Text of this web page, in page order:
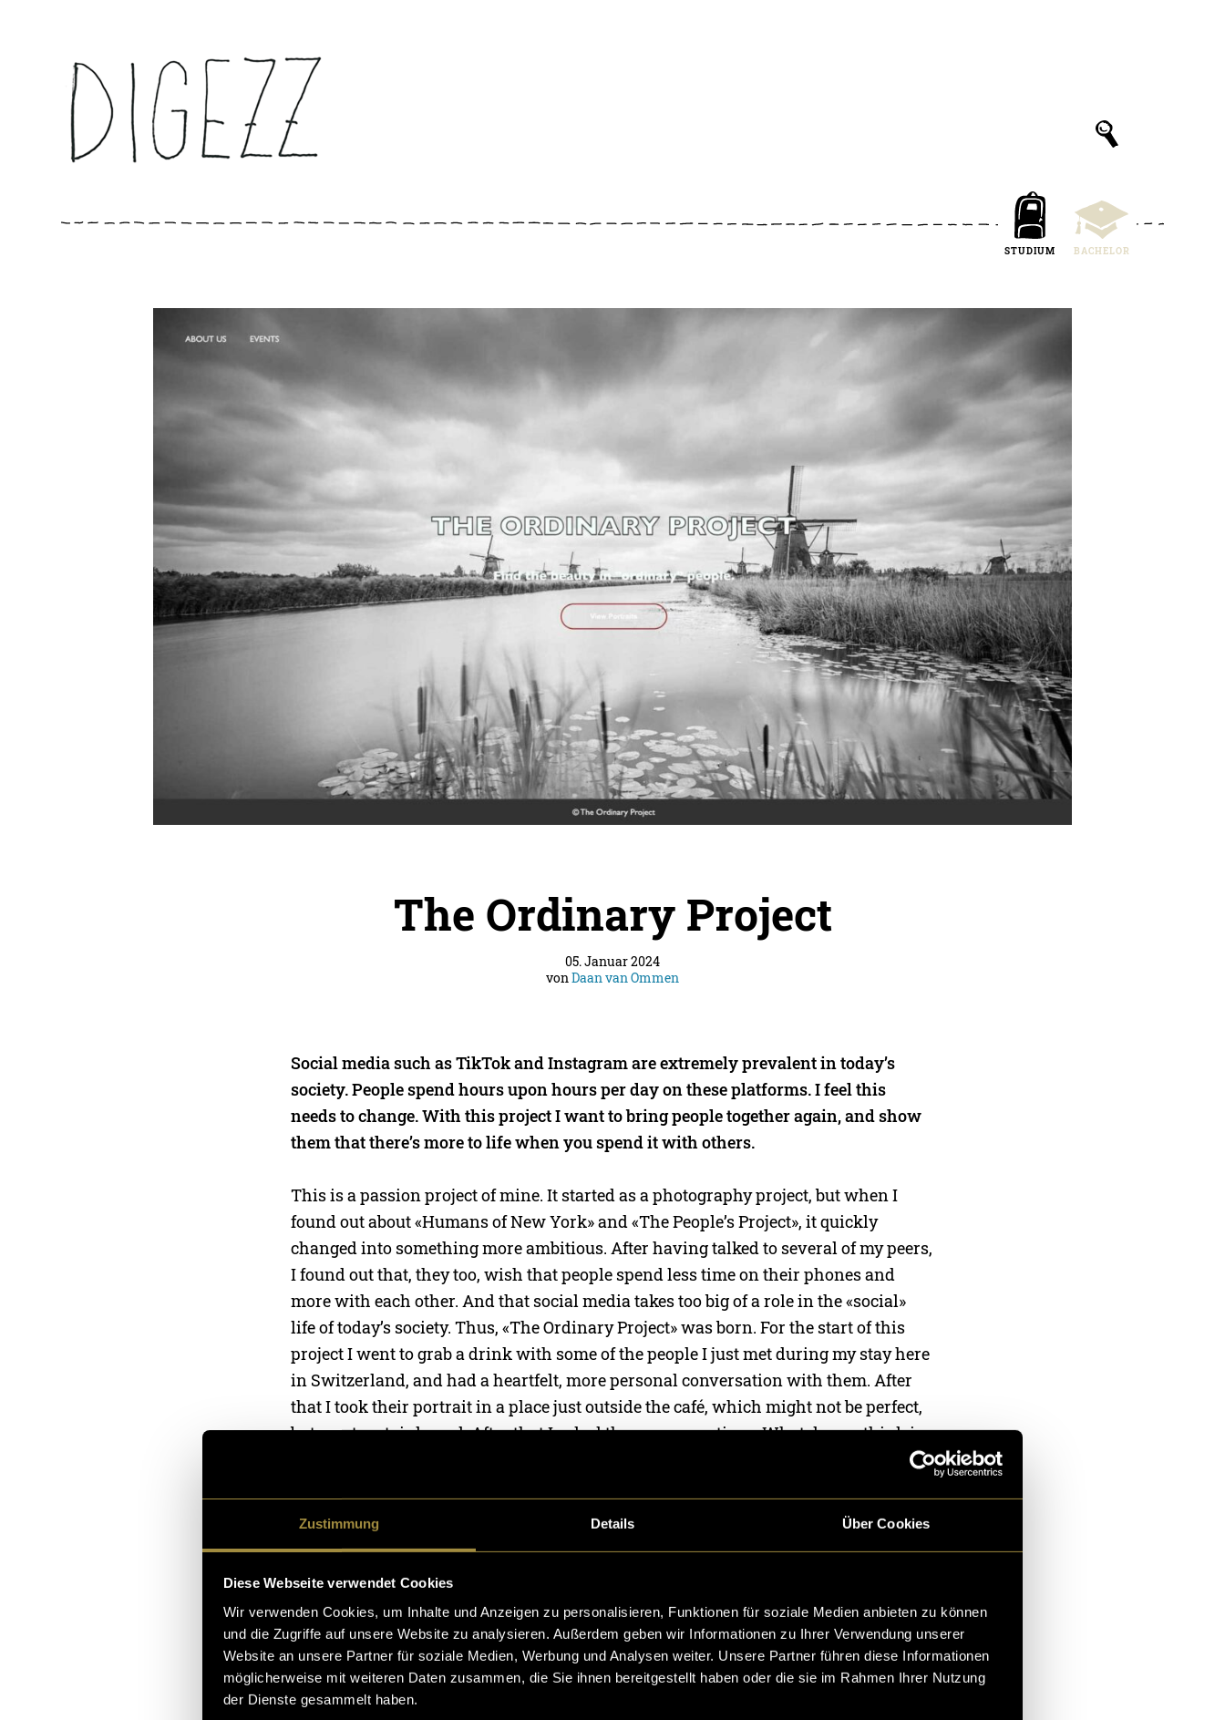
Zustimmung Details Über Cookies
Diese Webseite verwendet Cookies
Wir verwenden Cookies, um Inhalte und Anzeigen zu personalisieren, Funktionen für soziale Medien anbieten zu können
und die Zugriffe auf unsere Website zu analysieren. Außerdem geben wir Informationen zu Ihrer Verwendung unserer
Website an unsere Partner für soziale Medien, Werbung und Analysen weiter. Unsere Partner führen diese Informationen
möglicherweise mit weiteren Daten zusammen, die Sie ihnen bereitgestellt haben oder die sie im Rahmen Ihrer Nutzung
der Dienste gesammelt haben.
STUDIUM BACHELOR
The Ordinary Project
05. Januar 2024
vonDaan van Ommen
Social media such as TikTok and Instagram are extremely prevalent in today’s
society. People spend hours upon hours per day on these platforms. I feel this
needs to change. With this project I want to bring people together again, and show
them that there’s more to life when you spend it with others.
This is a passion project of mine. It started as a photography project, but when I
found out about «Humans of New York» and «The People’s Project», it quickly
changed into something more ambitious. After having talked to several of my peers,
I found out that, they too, wish that people spend less time on their phones and
more with each other. And that social media takes too big of a role in the «social»
life of today’s society. Thus, «The Ordinary Project» was born. For the start of this
project I went to grab a drink with some of the people I just met during my stay here
in Switzerland, and had a heartfelt, more personal conversation with them. After
that I took their portrait in a place just outside the café, which might not be perfect,
but most certainly real. After that I asked them one question: «What do you think is
the most beautiful thing about yourself?» I asked this specific question to make them
aware of the fact that their life is interesting in itself. But also to show the future
reader that beauty is subjective, and that it can be inside and out.
Aside from this I started to learn web development and coding, using html and css.
I did this in order to create a platform that is easy to navigate, and on which the
viewer can take their time to view what they wish. This website can be accessed
here . On this platform I wish to continue posting people and their portraits, along
with from which country they are. I also wish to host events, and other things, in